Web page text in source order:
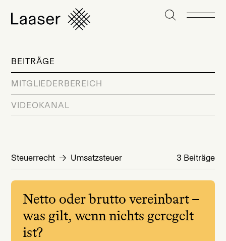
BEITRÄGE
MITGLIEDERBEREICH
VIDEOKANAL
Steuerrecht Umsatzsteuer 3 Beiträge
Netto oder brutto vereinbart –
was gilt, wenn nichts geregelt
ist?